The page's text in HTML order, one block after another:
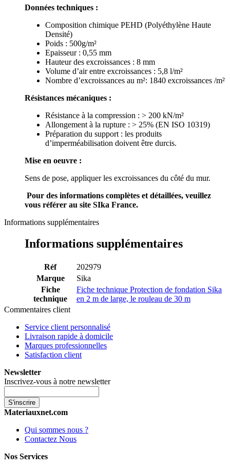
Données techniques :
Composition chimique PEHD (Polyéthylène Haute
Densité)
Poids : 500g/m²
Epaisseur : 0,55 mm
Hauteur des excroissances : 8 mm
Volume d’air entre excroissances : 5,8 l/m²
Nombre d’excroissances au m²: 1840 excroissances /m²
Résistances mécaniques :
Résistance à la compression : > 200 kN/m²
Allongement à la rupture : > 25% (EN ISO 10319)
Préparation du support : les produits
d’imperméabilisation doivent être durcis.
Mise en oeuvre :
Sens de pose, appliquer les excroissances du côté du mur.
Pour des informations complètes et détaillées, veuillez
vous référer au site SIka France.
Informations supplémentaires
Informations supplémentaires
Réf
202979
Marque
Sika
Fiche
technique
Fiche technique Protection de fondation Sika
en 2 m de large, le rouleau de 30 m
Commentaires client
Service client personnalisé
Livraison rapide à domicile
Marques professionnelles
Satisfaction client
Newsletter
Inscrivez-vous à notre newsletter
S'inscrire
Materiauxnet.com
Qui sommes nous ?
Contactez Nous
Nos Services